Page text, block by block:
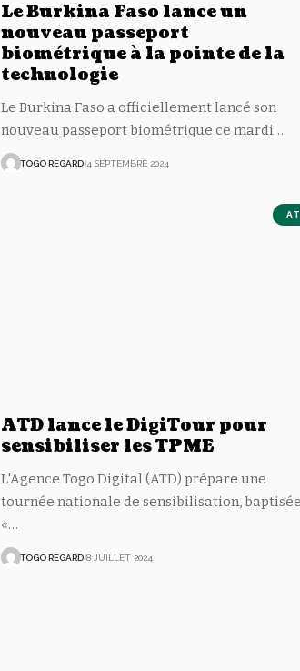
Le Burkina Faso lance un
nouveau passeport
biométrique à la pointe de la
technologie
Le Burkina Faso a officiellement lancé son
nouveau passeport biométrique ce mardi…
TOGO REGARD 4 SEPTEMBRE 2024
ATD lance le DigiTour pour
sensibiliser les TPME
L'Agence Togo Digital (ATD) prépare une
tournée nationale de sensibilisation, baptisée
«…
TOGO REGARD 8 JUILLET 2024